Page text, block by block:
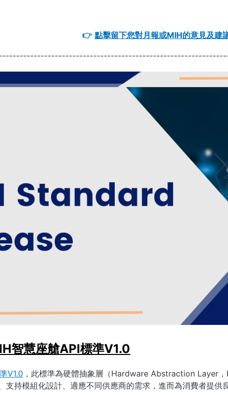
👉 點擊留下您對月報或MIH的意見及建
智慧座艙API標準V1.0
V1.0 ，此標準為硬體抽象層（Hardware Abstraction Layer
支持模組化設計、適應不同供應商的需求，進而為消費者提供